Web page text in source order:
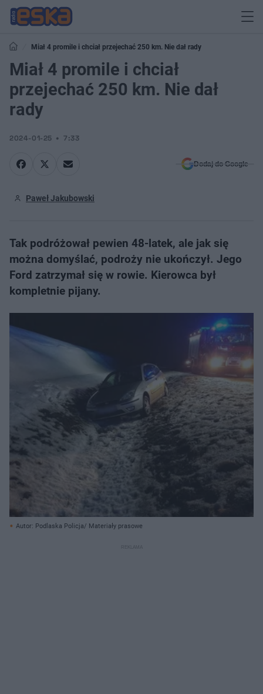
Miał 4 promile i chciał przejechać 250 km. Nie dał rady
Miał 4 promile i chciał
przejechać 250 km. Nie dał
rady
2024-01-25 7:33
Dodaj do Google
Paweł Jakubowski
Tak podróżował pewien 48-latek, ale jak się
można domyślać, podroży nie ukończył. Jego
Ford zatrzymał się w rowie. Kierowca był
kompletnie pijany.
Autor: Podlaska Policja/ Materiały prasowe